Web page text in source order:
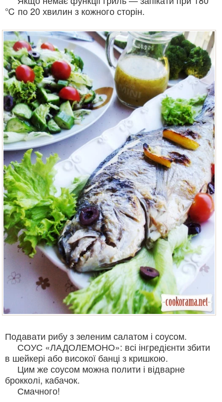
℃ по 20 хвилин з кожного сторін.
Подавати рибу з зеленим салатом і соусом.
СОУС «ЛАДОЛЕМОНО»: всі інгредієнти збити
в шейкері або високої банці з кришкою.
Цим же соусом можна полити і відварне
брокколі, кабачок.
Смачного!